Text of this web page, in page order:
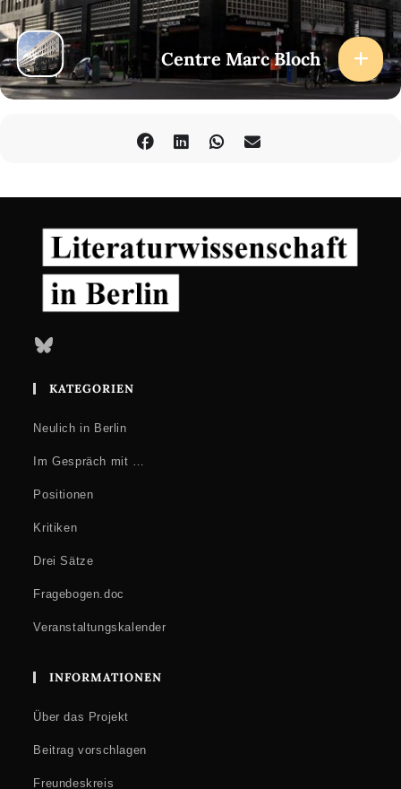
Centre Marc Bloch
Bluesky
KATEGORIEN
Neulich in Berlin
Im Gespräch mit …
Positionen
Kritiken
Drei Sätze
Fragebogen.doc
Veranstaltungskalender
INFORMATIONEN
Über das Projekt
Beitrag vorschlagen
Freundeskreis